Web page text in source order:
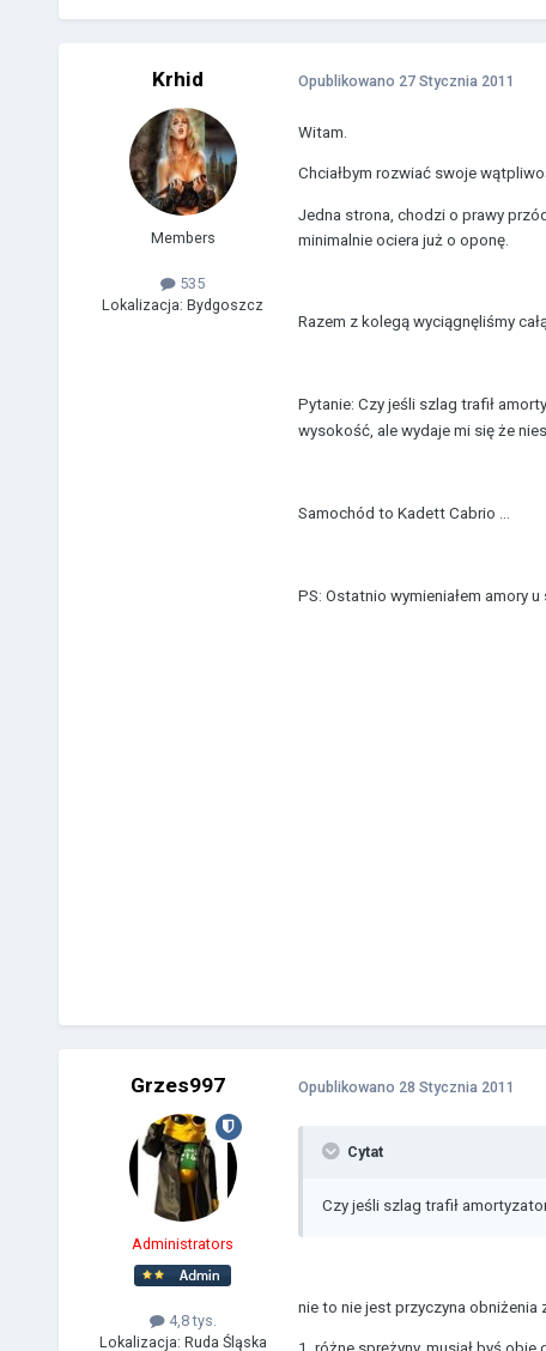
Krhid
Members
535
Lokalizacja: Bydgoszcz
Opublikowano 27 Stycznia 2011
Witam.
Chciałbym rozwiać swoje
Jedna strona, chodzi o prawy
minimalnie ociera już o oponę.
Razem z kolegą wyciągnęliśmy
Pytanie: Czy jeśli szlag trafił
wysokość, ale wydaje mi się że
Samochód to Kadett Cabrio ...
PS: Ostatnio wymieniałem amory
Grzes997
Administrators
4,8 tys.
Lokalizacja: Ruda Śląska
Opublikowano 28 Stycznia 2011
Cytat
Czy jeśli szlag trafił
nie to nie jest przyczyna obniżenia